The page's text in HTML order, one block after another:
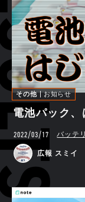
その他 お知らせ
電池パック、
2022/03/17 バッテ
広報 スミイ